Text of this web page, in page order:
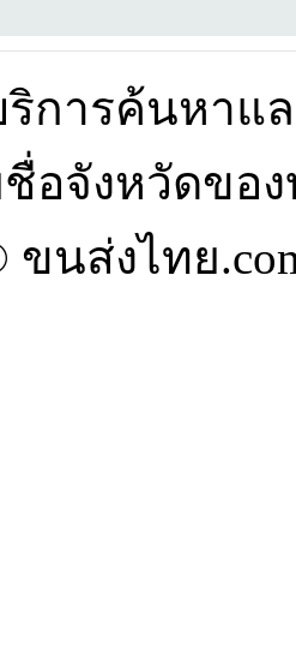
การค้นหาแ
ชื่อจังหวัดขอ
นส่งไทย